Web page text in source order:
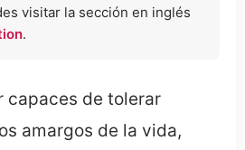
visitar la sección en inglés
.
capaces de tolerar
amargos de la vida,